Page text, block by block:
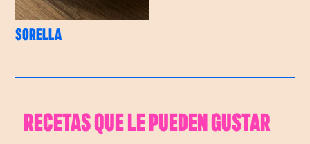
SORELLA
RECETAS QUE LE PUEDEN GUSTAR